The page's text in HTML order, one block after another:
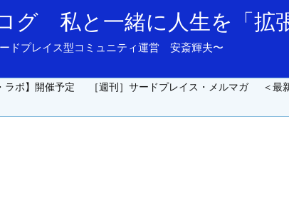
グ 私と一緒に人生を「拡
ドプレイス型コミュニティ運営 安斎輝夫〜
ラボ】開催予定 ［週刊］サードプレイス・メルマガ
＜最